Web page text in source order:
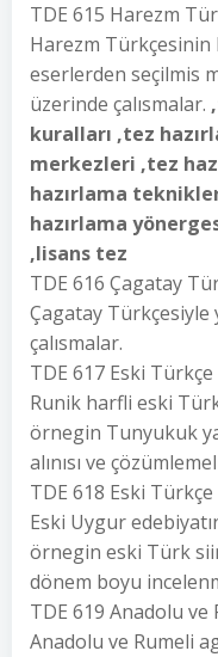
TDE 615 Harezm
Harezm Türkçesinin
eserlerden seçilmis
üzerinde çalısmalar.
kuralları ,tez
merkezleri ,tez
hazırlama
hazırlama
,lisans tez
TDE 616 Çagatay
Çagatay Türkçesiyle
çalısmalar.
TDE 617 Eski
Runik harfli eski
örnegin Tunyukuk
alınısı ve
TDE 618 Eski
Eski Uygur
örnegin eski Türk
dönem boyu
TDE 619 Anadolu ve
Anadolu ve Rumeli